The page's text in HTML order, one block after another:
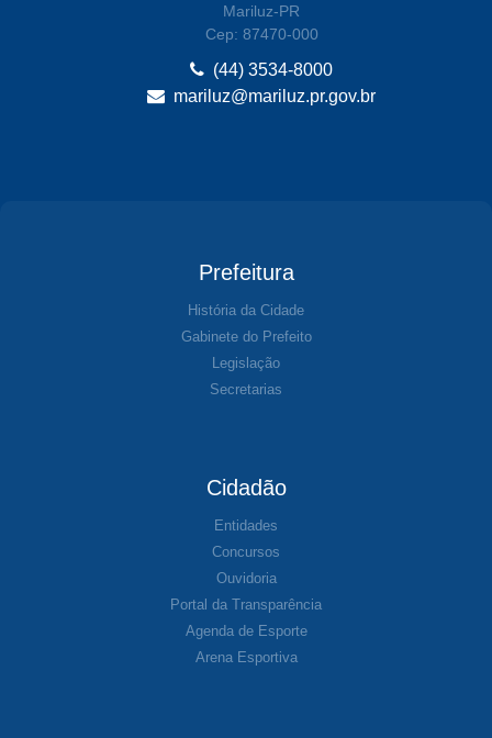
Mariluz-PR
Cep: 87470-000
(44) 3534-8000
mariluz@mariluz.pr.gov.br
Prefeitura
História da Cidade
Gabinete do Prefeito
Legislação
Secretarias
Cidadão
Entidades
Concursos
Ouvidoria
Portal da Transparência
Agenda de Esporte
Arena Esportiva